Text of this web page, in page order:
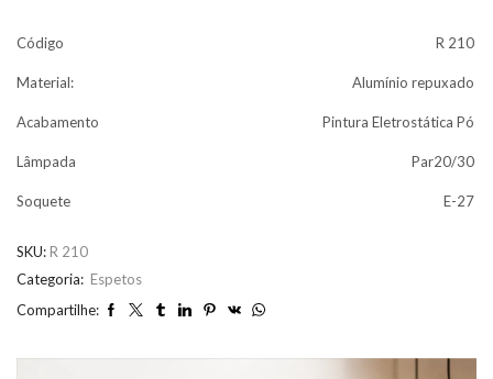
Código R 210
Material: Alumínio repuxado
Acabamento Pintura Eletrostática Pó
Lâmpada Par20/30
Soquete E-27
SKU: R 210
Categoria: Espetos
Compartilhe: